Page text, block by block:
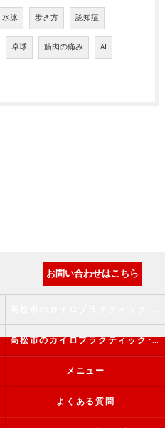
水泳 歩き方 認知症
卓球 筋肉の痛み AI
お問い合わせはこちら
高松市のカイロプラクティック･か・から～ず施術院のお客様の声
メニュー
よくある質問